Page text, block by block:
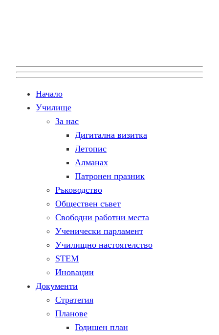
Начало
Училище
За нас
Дигитална визитка
Летопис
Алманах
Патронен празник
Ръководство
Обществен съвет
Свободни работни места
Ученически парламент
Училищно настоятелство
STEM
Иновации
Документи
Стратегия
Планове
Годишен план